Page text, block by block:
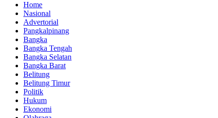
Home
Nasional
Advertorial
Pangkalpinang
Bangka
Bangka Tengah
Bangka Selatan
Bangka Barat
Belitung
Belitung Timur
Politik
Hukum
Ekonomi